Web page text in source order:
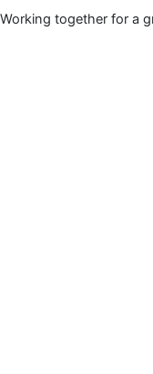
Working together for a